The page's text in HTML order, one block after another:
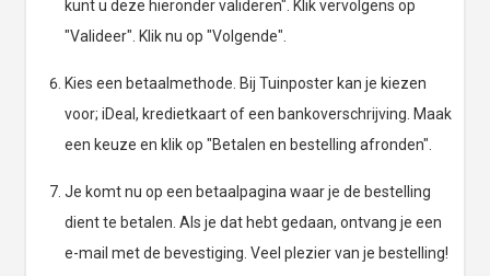
kunt u deze hieronder valideren". Klik vervolgens op
"Valideer". Klik nu op "Volgende".
Kies een betaalmethode. Bij Tuinposter kan je kiezen
voor; iDeal, kredietkaart of een bankoverschrijving. Maak
een keuze en klik op "Betalen en bestelling afronden".
Je komt nu op een betaalpagina waar je de bestelling
dient te betalen. Als je dat hebt gedaan, ontvang je een
e-mail met de bevestiging. Veel plezier van je bestelling!